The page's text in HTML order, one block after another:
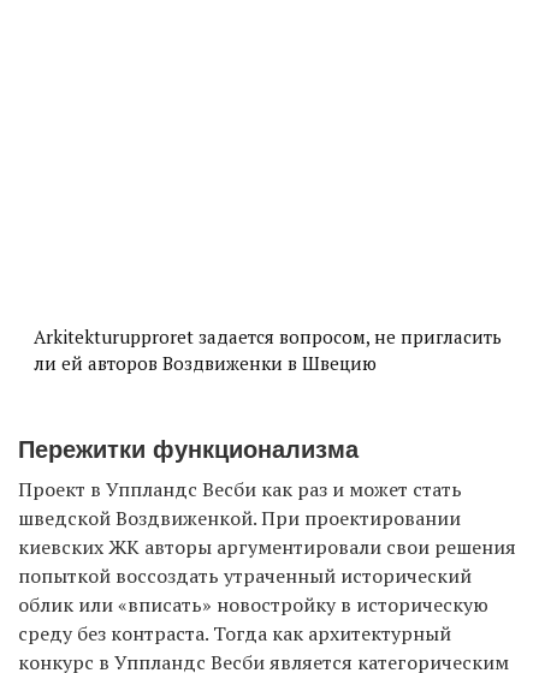
Arkitekturupproret задается вопросом, не пригласить
ли ей авторов Воздвиженки в Швецию
Пережитки функционализма
Проект в Уппландс Весби как раз и может стать
шведской Воздвиженкой. При проектировании
киевских ЖК авторы аргументировали свои решения
попыткой воссоздать утраченный исторический
облик или «вписать» новостройку в историческую
среду без контраста. Тогда как архитектурный
конкурс в Уппландс Весби является категорическим